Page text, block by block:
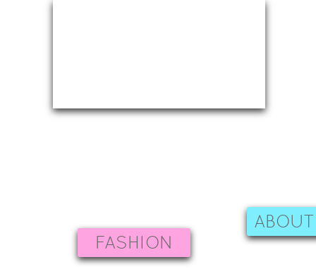
FASHION